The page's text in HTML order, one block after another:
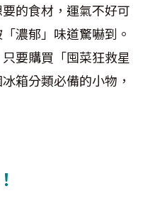
的食材，運氣不好可
濃郁」味道驚嚇到。
要購買「囤菜狂救星
箱分類必備的小物，